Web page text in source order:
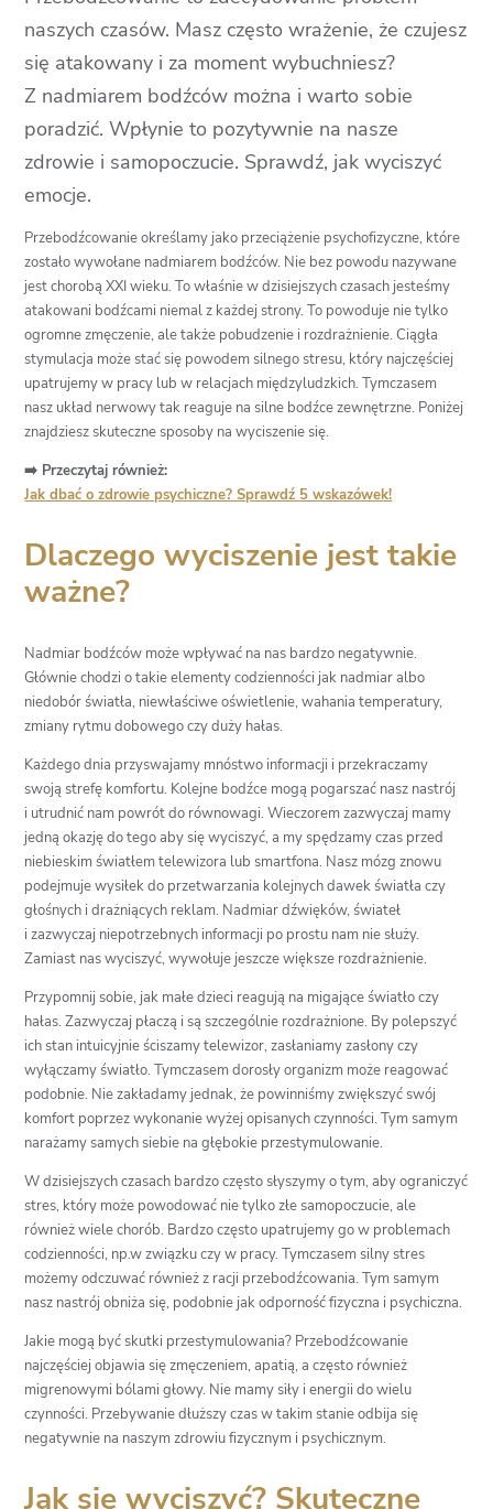
naszych czasów. Masz często wrażenie, że czujesz
się atakowany i za moment wybuchniesz?
Z nadmiarem bodźców można i warto sobie
poradzić. Wpłynie to pozytywnie na nasze
zdrowie i samopoczucie. Sprawdź, jak wyciszyć
emocje.
Przebodźcowanie określamy jako przeciążenie psychofizyczne, które
zostało wywołane nadmiarem bodźców. Nie bez powodu nazywane
jest chorobą XXI wieku. To właśnie w dzisiejszych czasach jesteśmy
atakowani bodźcami niemal z każdej strony. To powoduje nie tylko
ogromne zmęczenie, ale także pobudzenie i rozdrażnienie. Ciągła
stymulacja może stać się powodem silnego stresu, który najczęściej
upatrujemy w pracy lub w relacjach międzyludzkich. Tymczasem
nasz układ nerwowy tak reaguje na silne bodźce zewnętrzne. Poniżej
znajdziesz skuteczne sposoby na wyciszenie się.
➡️ Przeczytaj również:
Jak dbać o zdrowie psychiczne? Sprawdź 5 wskazówek!
Dlaczego wyciszenie jest takie
ważne?
Nadmiar bodźców może wpływać na nas bardzo negatywnie.
Głównie chodzi o takie elementy codzienności jak nadmiar albo
niedobór światła, niewłaściwe oświetlenie, wahania temperatury,
zmiany rytmu dobowego czy duży hałas.
Każdego dnia przyswajamy mnóstwo informacji i przekraczamy
swoją strefę komfortu. Kolejne bodźce mogą pogarszać nasz nastrój
i utrudnić nam powrót do równowagi. Wieczorem zazwyczaj mamy
jedną okazję do tego aby się wyciszyć, a my spędzamy czas przed
niebieskim światłem telewizora lub smartfona. Nasz mózg znowu
podejmuje wysiłek do przetwarzania kolejnych dawek światła czy
głośnych i drażniących reklam. Nadmiar dźwięków, świateł
i zazwyczaj niepotrzebnych informacji po prostu nam nie służy.
Zamiast nas wyciszyć, wywołuje jeszcze większe rozdrażnienie.
Przypomnij sobie, jak małe dzieci reagują na migające światło czy
hałas. Zazwyczaj płaczą i są szczególnie rozdrażnione. By polepszyć
ich stan intuicyjnie ściszamy telewizor, zasłaniamy zasłony czy
wyłączamy światło. Tymczasem dorosły organizm może reagować
podobnie. Nie zakładamy jednak, że powinniśmy zwiększyć swój
komfort poprzez wykonanie wyżej opisanych czynności. Tym samym
narażamy samych siebie na głębokie przestymulowanie.
W dzisiejszych czasach bardzo często słyszymy o tym, aby ograniczyć
stres, który może powodować nie tylko złe samopoczucie, ale
również wiele chorób. Bardzo często upatrujemy go w problemach
codzienności, np.w związku czy w pracy. Tymczasem silny stres
możemy odczuwać również z racji przebodźcowania. Tym samym
nasz nastrój obniża się, podobnie jak odporność fizyczna i psychiczna.
Jakie mogą być skutki przestymulowania? Przebodźcowanie
najczęściej objawia się zmęczeniem, apatią, a często również
migrenowymi bólami głowy. Nie mamy siły i energii do wielu
czynności. Przebywanie dłuższy czas w takim stanie odbija się
negatywnie na naszym zdrowiu fizycznym i psychicznym.
Jak się wyciszyć? Skuteczne